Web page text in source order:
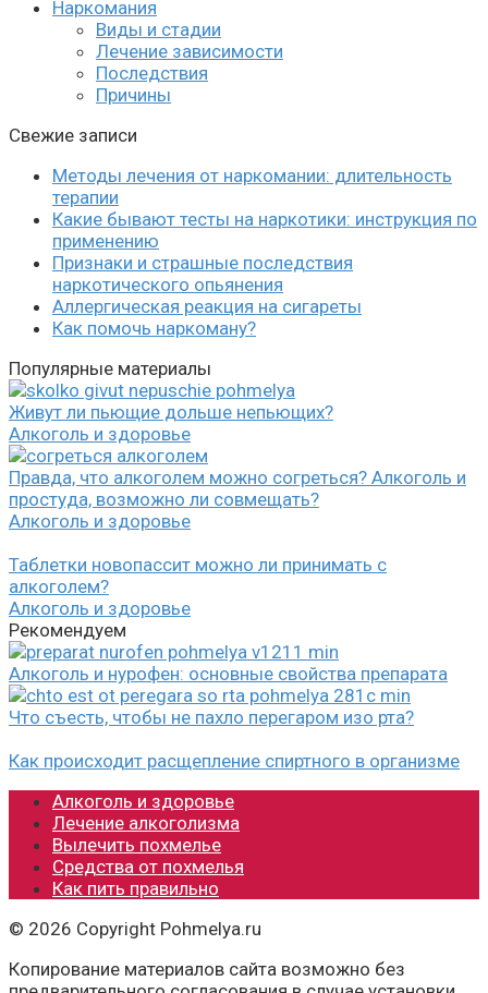
Наркомания
Виды и стадии
Лечение зависимости
Последствия
Причины
Свежие записи
Методы лечения от наркомании: длительность
терапии
Какие бывают тесты на наркотики: инструкция по
применению
Признаки и страшные последствия
наркотического опьянения
Аллергическая реакция на сигареты
Как помочь наркоману?
Популярные материалы
Живут ли пьющие дольше непьющих?
Алкоголь и здоровье
Правда, что алкоголем можно согреться? Алкоголь и
простуда, возможно ли совмещать?
Алкоголь и здоровье
Таблетки новопассит можно ли принимать с
алкоголем?
Алкоголь и здоровье
Рекомендуем
Алкоголь и нурофен: основные свойства препарата
Что съесть, чтобы не пахло перегаром изо рта?
Как происходит расщепление спиртного в организме
Алкоголь и здоровье
Лечение алкоголизма
Вылечить похмелье
Средства от похмелья
Как пить правильно
© 2026 Copyright Pohmelya.ru
Копирование материалов сайта возможно без